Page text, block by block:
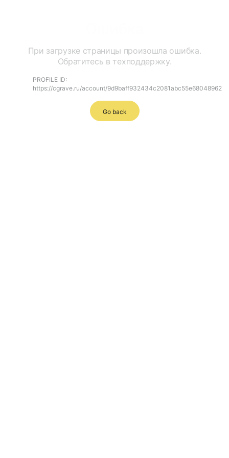
При загрузке страницы произошла ошибка.
Обратитесь в техподдержку.
PROFILE ID:
https://cgrave.ru/account/9d9baff932434c2081abc55e68048962
Go back